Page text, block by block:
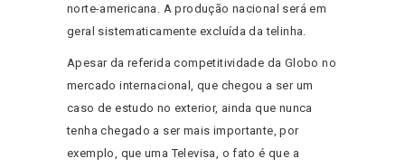
norte-americana. A produção nacional será em
geral sistematicamente excluída da telinha.
Apesar da referida competitividade da Globo no
mercado internacional, que chegou a ser um
caso de estudo no exterior, ainda que nunca
tenha chegado a ser mais importante, por
exemplo, que uma Televisa, o fato é que a